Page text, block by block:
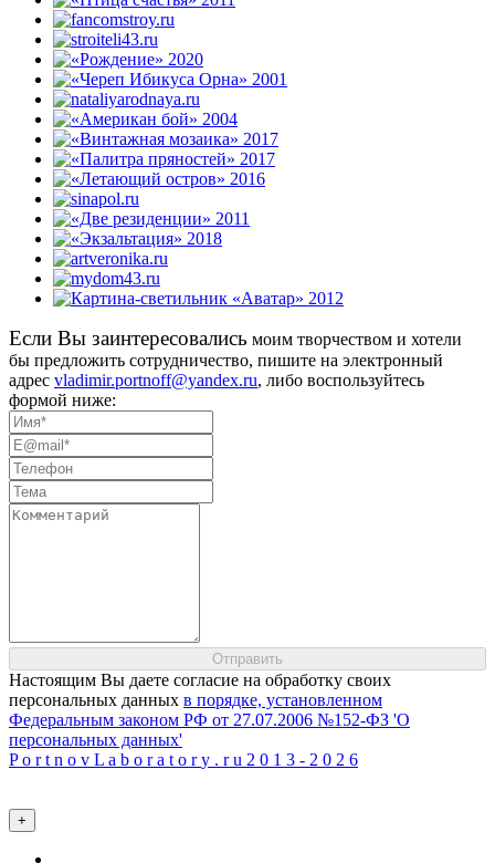
Eсли Вы заинтересовались моим творчеством и хотели
бы предложить сотрудничество, пишите на электронный
адрес vladimir.portnoff@yandex.ru, либо воспользуйтесь
формой ниже:
Настоящим Вы даете согласие на обработку своих
персональных данных в порядке, установленном
Федеральным законом РФ от 27.07.2006 №152-ФЗ 'О
персональных данных'
P o r t n o v L a b o r a t o r y . r u 2 0 1 3 - 2 0 2 6
+